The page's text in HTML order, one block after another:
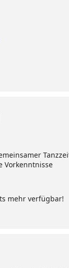
Vorkenntnisse
mehr verfügbar!